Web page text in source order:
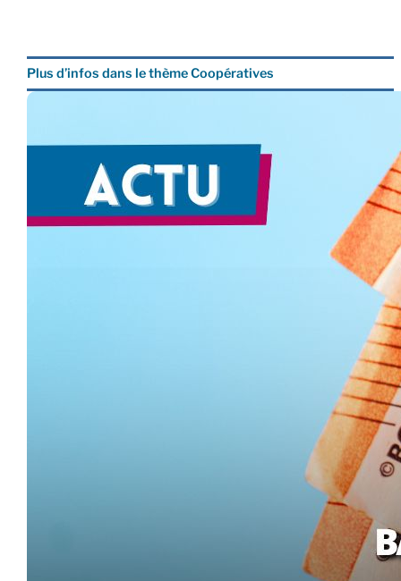
Plus d’infos dans le thème Coopératives